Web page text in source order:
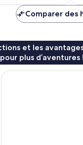
de
56 €
Comparer des
et les
plus d’aventures !